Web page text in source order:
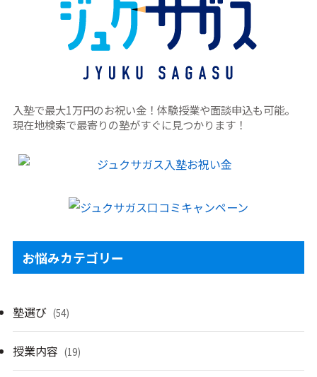
入塾で最大1万円のお祝い金！体験授業や面談申込も可能。
現在地検索で最寄りの塾がすぐに見つかります！
お悩みカテゴリー
塾選び (54)
授業内容 (19)